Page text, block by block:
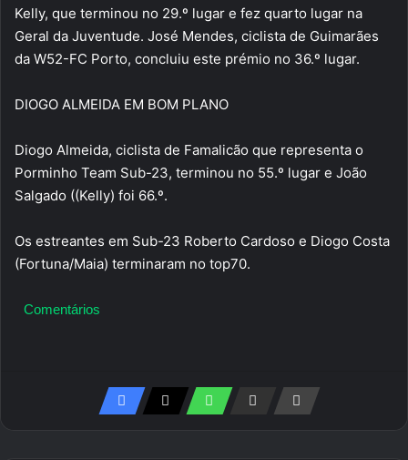
Kelly, que terminou no 29.º lugar e fez quarto lugar na
Geral da Juventude. José Mendes, ciclista de Guimarães
da W52-FC Porto, concluiu este prémio no 36.º lugar.
DIOGO ALMEIDA EM BOM PLANO
Diogo Almeida, ciclista de Famalicão que representa o
Porminho Team Sub-23, terminou no 55.º lugar e João
Salgado ((Kelly) foi 66.º.
Os estreantes em Sub-23 Roberto Cardoso e Diogo Costa
(Fortuna/Maia) terminaram no top70.
Comentários